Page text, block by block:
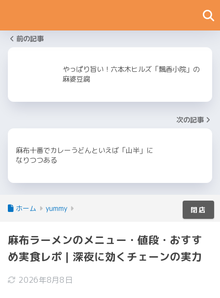
前の記事
やっぱり旨い！六本木ヒルズ「飄香小院」の
麻婆豆腐
次の記事
麻布十番でカレーうどんといえば「山半」に
なりつつある
ホーム yummy
麻布ラーメンのメニュー・値段・おすす
め実食レポ｜深夜に効くチェーンの実力
2026年8月8日